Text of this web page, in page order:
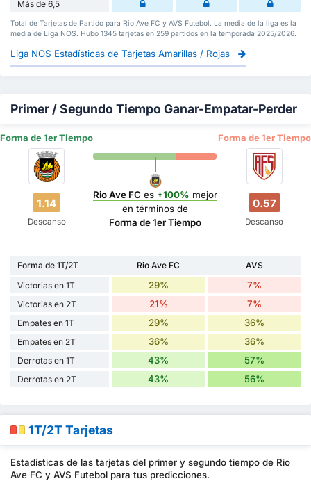
Más de 6,5
Total de Tarjetas de Partido para Rio Ave FC y AVS Futebol. La media de la liga es la
media de Liga NOS. Hubo 1345 tarjetas en 259 partidos en la temporada 2025/2026.
Liga NOS Estadísticas de Tarjetas Amarillas / Rojas
Primer / Segundo Tiempo Ganar-Empatar-Perder
Forma de 1er Tiempo Forma de 1er Tiempo
1.14
Descanso
Rio Ave FC es +100% mejor
en términos de
Forma de 1er Tiempo
0.57
Descanso
Forma de 1T/2T Rio Ave FC
AVS
Victorias en 1T
29% 7%
Victorias en 2T 21% 7%
Empates en 1T 29% 36%
Empates en 2T 36% 36%
Derrotas en 1T 43% 57%
Derrotas en 2T 43% 56%
1T/2T Tarjetas
Estadísticas de las tarjetas del primer y segundo tiempo de Rio
Ave FC y AVS Futebol para tus predicciones.